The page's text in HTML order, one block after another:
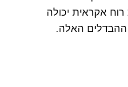
אקראית יכולה
האלה.